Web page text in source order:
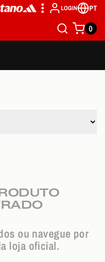
LOGIN PT
0
ou navegue por
loja oficial.